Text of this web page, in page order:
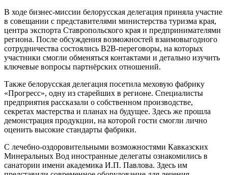
В ходе бизнес-миссии белорусская делегация приняла участие
в совещании с представителями министерства туризма края,
центра экспорта Ставропольского края и предпринимателями
региона. После обсуждения возможностей взаимовыгодного
сотрудничества состоялись B2B-переговоры, на которых
участники смогли обменяться контактами и детально изучить
ключевые вопросы партнёрских отношений.
Также белорусская делегация посетила меховую фабрику
«Прогресс», одну из старейших в регионе. Специалисты
предприятия рассказали о собственном производстве,
секретах мастерства и планах на будущее. Здесь же прошла
демонстрация продукции, на которой гости смогли лично
оценить высокие стандарты фабрики.
С лечебно-оздоровительными возможностями Кавказских
Минеральных Вод иностранные делегаты ознакомились в
санатории имени академика И.П. Павлова. Здесь им